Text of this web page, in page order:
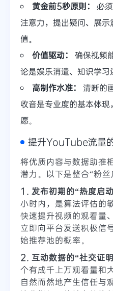
黄金前5秒原则：
必
注意力，提出疑问、展
值。
价值驱动：
确保视频
论是娱乐消遣、知识学习
高制作水准：
清晰的
收音是专业度的基本体
愿。
提升YouTube流量
将优质内容与数据助推
潜力。以下是整合“粉丝
1. 发布初期的“热度启动
小时内，是算法评估的
快速提升视频的观看量
立即向平台发送积极信
始推荐池的概率。
2. 互动数据的“社交证明
个有成千上万观看量和
自然而然地产生信任与